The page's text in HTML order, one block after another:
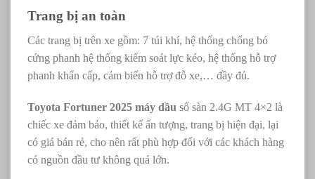
Trang bị an toàn
Các trang bị trên xe gồm: 7 túi khí, hệ thống chống bó
cứng phanh hệ thống kiểm soát lực kéo, hệ thống hỗ trợ
phanh khẩn cấp, cảm biến hỗ trợ đỗ xe,… đầy đủ.
Toyota Fortuner 2025 máy dầu số sàn 2.4G MT 4×2 là
chiếc xe đảm bảo, thiết kế ấn tượng, trang bị hiện đại, lại
có giá bán rẻ, cho nên rất phù hợp đối với các khách hàng
có nguồn đầu tư không quá lớn.